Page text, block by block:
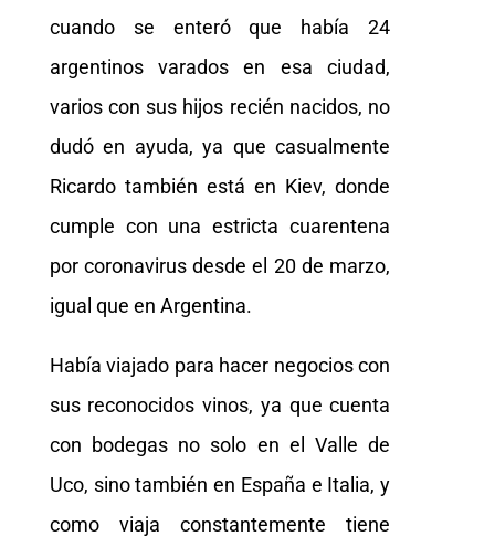
cuando se enteró que había 24
argentinos varados en esa ciudad,
varios con sus hijos recién nacidos, no
dudó en ayuda, ya que casualmente
Ricardo también está en Kiev, donde
cumple con una estricta cuarentena
por coronavirus desde el 20 de marzo,
igual que en Argentina.
Había viajado para hacer negocios con
sus reconocidos vinos, ya que cuenta
con bodegas no solo en el Valle de
Uco, sino también en España e Italia, y
como viaja constantemente tiene